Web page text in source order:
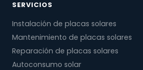
SERVICIOS
Instalación de placas solares
Mantenimiento de placas solares
Reparación de placas solares
Autoconsumo solar